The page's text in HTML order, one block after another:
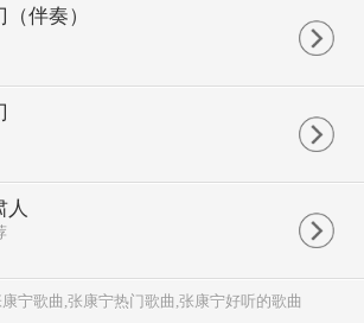
伴奏）
人
宁歌曲,张康宁热门歌曲,张康宁好听的歌曲